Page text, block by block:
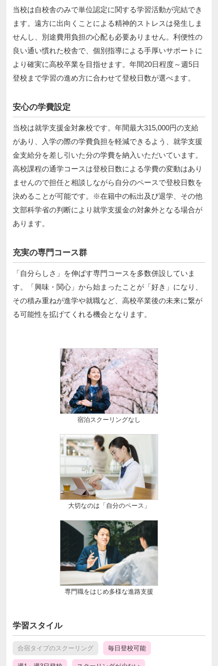
当校は自校舎のみで単位認定に関する学習活動が完結でき
ます。遠方に出向くことによる精神的ストレスは発生しま
せんし、別途費用負担の心配も必要ありません。利便性の
良い通い慣れた校舎で、個別指導による手厚いサポートに
より確実に高校卒業を目指せます。年間20日程度～週5日
登校まで学習の進め方に合わせて登校日数が選べます。
安心の学費設定
当校は就学支援金対象校です。年間最大315,000円の支給
があり、入学の際の学費負担を軽減できるよう、就学支援
金支給分を差し引いた分の学費を納入いただいています。
高校課程の通学コースは登校日数による学費の変動はあり
ませんので担任と相談しながら自分のペースで登校日数を
決めることが可能です。※在籍中の転出及び退学、その他
⽂部科学省の判断により就学支援金の対象外となる場合が
あります。
充実の専門コース群
「自分らしさ」を伸ばす専門コースを多数併設していま
す。「興味・関心」から始まったことが「好き」になり、
その積み重ねが進学や就職など、高校卒業後の未来に繋が
る可能性を拡げてくれる機会となります。
宿泊スクーリングなし
大切なのは「自分のペース」
専門職をはじめ多様な進路支援
学習スタイル
合宿タイプのスクーリング 毎日登校可能